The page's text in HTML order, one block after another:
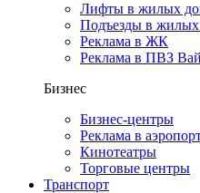
Лифты в жилых
Подъезды в
Реклама в ЖК
Реклама в ПВЗ
Бизнес
Бизнес-центры
Реклама в
Кинотеатры
Торговые центры
Транспорт